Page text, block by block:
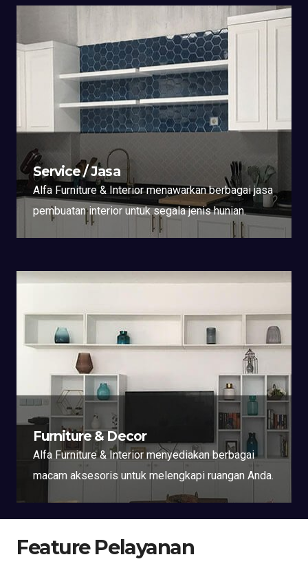
Service / Jasa
Alfa Furniture & Interior menawarkan berbagai jasa
pembuatan interior untuk segala jenis hunian.
Furniture & Decor
Alfa Furniture & Interior menyediakan berbagai
macam aksesoris untuk melengkapi ruangan Anda.
Feature Pelayanan